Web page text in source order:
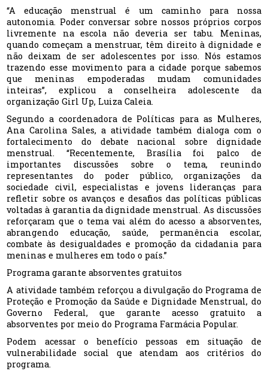
“A educação menstrual é um caminho para nossa
autonomia. Poder conversar sobre nossos próprios corpos
livremente na escola não deveria ser tabu. Meninas,
quando começam a menstruar, têm direito à dignidade e
não deixam de ser adolescentes por isso. Nós estamos
trazendo esse movimento para a cidade porque sabemos
que meninas empoderadas mudam comunidades
inteiras”, explicou a conselheira adolescente da
organização Girl Up, Luiza Caleia.
Segundo a coordenadora de Políticas para as Mulheres,
Ana Carolina Sales, a atividade também dialoga com o
fortalecimento do debate nacional sobre dignidade
menstrual. “Recentemente, Brasília foi palco de
importantes discussões sobre o tema, reunindo
representantes do poder público, organizações da
sociedade civil, especialistas e jovens lideranças para
refletir sobre os avanços e desafios das políticas públicas
voltadas à garantia da dignidade menstrual. As discussões
reforçaram que o tema vai além do acesso a absorventes,
abrangendo educação, saúde, permanência escolar,
combate às desigualdades e promoção da cidadania para
meninas e mulheres em todo o país.”
Programa garante absorventes gratuitos
A atividade também reforçou a divulgação do Programa de
Proteção e Promoção da Saúde e Dignidade Menstrual, do
Governo Federal, que garante acesso gratuito a
absorventes por meio do Programa Farmácia Popular.
Podem acessar o benefício pessoas em situação de
vulnerabilidade social que atendam aos critérios do
programa.